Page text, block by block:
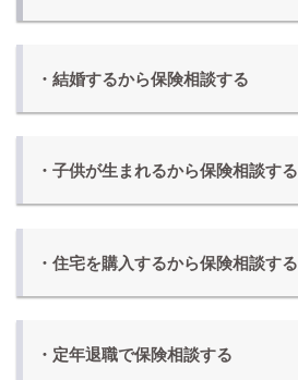
・結婚するから保険相談する
・子供が生まれるから保険相談する
・住宅を購入するから保険相談する
・定年退職で保険相談する